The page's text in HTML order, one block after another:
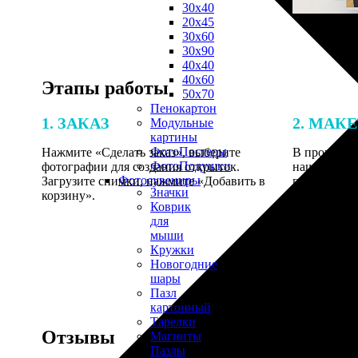
30х40
20х45
30х60
30х90
40х40
40х60
50х70
Пенокартон
Модульные
картины
ФотоПостеры
ФотоПодушки
Фотоcувениры
Значки
Коврик
для
мыши
Кружки
Новогодние
шары
Пазл
картонный
Тарелки
Магниты
Пазлы
Этапы работы
1. ЗАКАЗ
Нажмите «Сделать заказ», выберите
фотографии для создания открыток.
Загрузите снимки, нажмите «Добавить в
корзину».
2.
В процессе
наши
по
Отзывы